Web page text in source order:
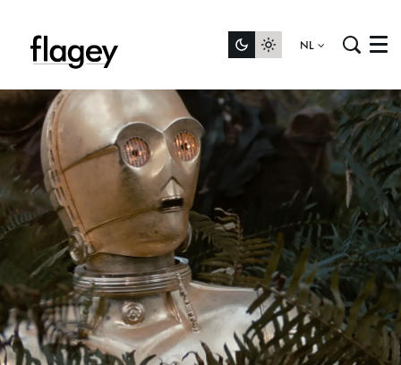
NL Menu